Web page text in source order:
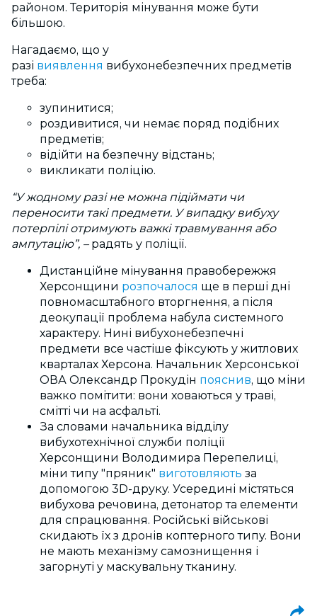
районом. Територія мінування може бути
більшою.
Нагадаємо, що у
разі виявлення вибухонебезпечних предметів
треба:
зупинитися;
роздивитися, чи немає поряд подібних
предметів;
відійти на безпечну відстань;
викликати поліцію.
“У жодному разі не можна підіймати чи
переносити такі предмети. У випадку вибуху
потерпілі отримують важкі травмування або
ампутацію”, – радять у поліції.
Дистанційне мінування правобережжя
Херсонщини розпочалося ще в перші дні
повномасштабного вторгнення, а після
деокупації проблема набула системного
характеру. Нині вибухонебезпечні
предмети все частіше фіксують у житлових
кварталах Херсона. Начальник Херсонської
ОВА Олександр Прокудін пояснив, що міни
важко помітити: вони ховаються у траві,
смітті чи на асфальті.
За словами начальника відділу
вибухотехнічної служби поліції
Херсонщини Володимира Перепелиці,
міни типу "пряник" виготовляють за
допомогою 3D-друку. Усередині містяться
вибухова речовина, детонатор та елементи
для спрацювання. Російські військові
скидають їх з дронів коптерного типу. Вони
не мають механізму самознищення і
загорнуті у маскувальну тканину.